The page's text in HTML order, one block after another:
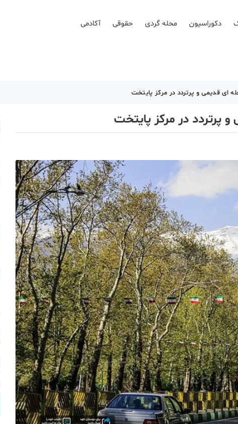
دکوراسیون محله گردی حقوقی آکادمی
ای قدیمی و پرتردد در مرکز پایتخت
پرتردد در مرکز پایتخت